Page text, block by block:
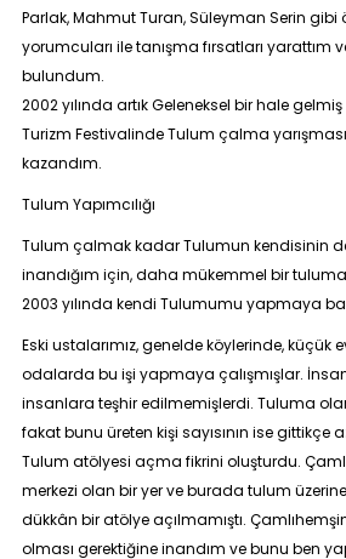
Parlak, Mahmut Turan, Süleyman Serin gibi
yorumcuları ile tanışma fırsatları yarattım
bulundum.
2002 yılında artık Geleneksel bir hale
Turizm FestivalindeTulum çalma
kazandım.
Tulum Yapımcılığı
Tulum çalmak kadar Tulumun kendisinin
inandığım için, daha mükemmel bir
2003 yılında kendi Tulumumu yapmaya
Eski ustalarımız, genelde köylerinde, küçük
odalarda bu işi yapmaya çalışmışlar.
insanlara teşhir edilmemişlerdi. Tuluma
fakat bunu üreten kişi sayısının ise gittikçe
Tulum atölyesi açma fikrini oluşturdu.
merkezi olan bir yer ve burada tulum
dükkân bir atölye açılmamıştı.
olması gerektiğine inandım ve bunu ben